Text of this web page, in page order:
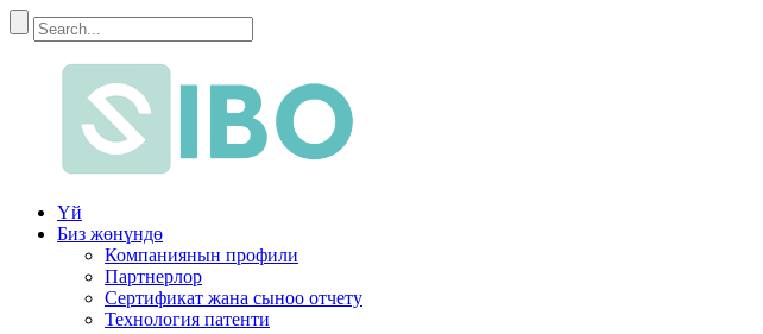
Үй
Биз жөнүндө
Компаниянын профили
Партнерлор
Сертификат жана сыноо отчету
Технология патенти